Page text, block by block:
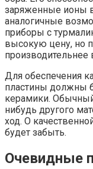
заряженные ионы
аналогичные
приборы с
высокую цену, но
производительнее
Для обеспечения
пластины должны
керамики.
нибудь другого
ход. О
будет забыть.
Очевидные